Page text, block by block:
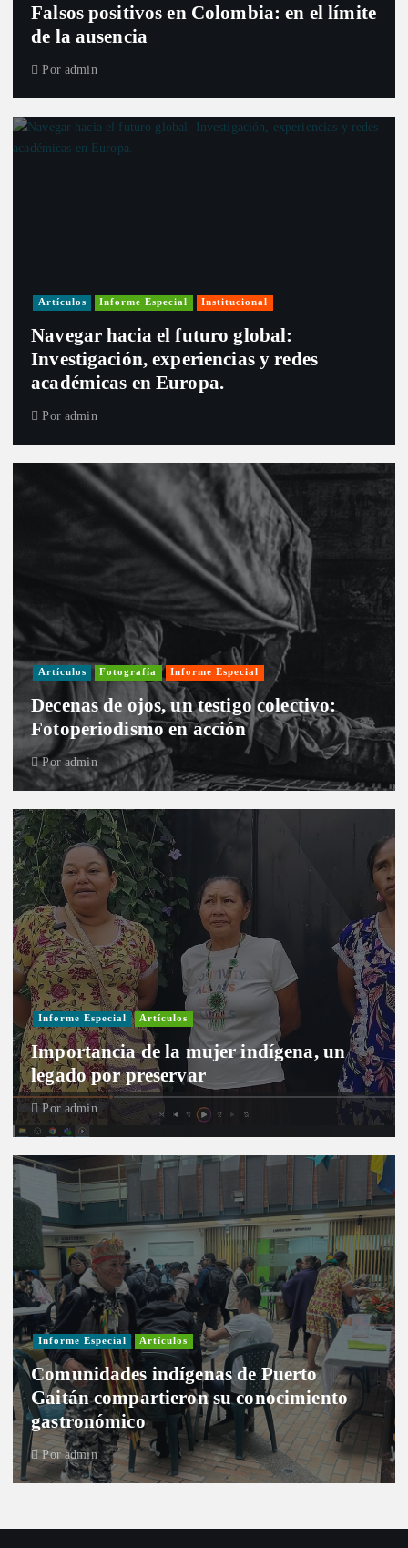
Falsos positivos en Colombia: en el límite
de la ausencia
Por admin
Artículos Informe Especial Institucional
Navegar hacia el futuro global:
Investigación, experiencias y redes
académicas en Europa.
Por admin
Artículos Fotografía Informe Especial
Decenas de ojos, un testigo colectivo:
Fotoperiodismo en acción
Por admin
Informe Especial Artículos
Importancia de la mujer indígena, un
legado por preservar
Por admin
Informe Especial Artículos
Comunidades indígenas de Puerto
Gaitán compartieron su conocimiento
gastronómico
Por admin